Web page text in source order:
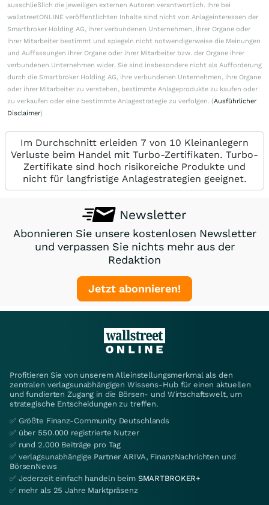
ausschließlich die jeweiligen externen Autoren verantwortlich. Ihre bei
wallstreetONLINE veröffentlichten Inhalte sind nicht von Anlageinteressen der
Smartbroker Holding AG, ihrer verbundenen Unternehmen, ihrer Organe oder
ihrer Mitarbeiter bestimmt und spiegeln nicht notwendigerweise die Meinungen
und Auffassungen ihrer Organe oder ihrer Mitarbeiter bzw. der Organe ihrer
verbundenen Unternehmen wider. Sie sind insbesondere nicht als Aufforderung
durch die Smartbroker Holding AG, ihre verbundenen Unternehmen, ihre Organe
oder ihrer Mitarbeiter zu verstehen, bestimmte Anlageprodukte zu kaufen oder
zu verkaufen oder eine bestimmte Anlagestrategie zu verfolgen. (Ausführlicher
Disclaimer)
Im Durchschnitt erleiden 7 von 10 Kleinanlegern
Verluste beim Handel mit Turbo-Zertifikaten. Turbo-
Zertifikate sind hoch risikoreiche Produkte und
nicht für langfristige Anlagestrategien geeignet.
Newsletter
Abonnieren Sie unsere kostenlosen Newsletter
und verpassen Sie nichts mehr aus der
Redaktion
Jetzt abonnieren!
Profitieren Sie von unserem Alleinstellungsmerkmal als den
zentralen verlagsunabhängigen Wissens-Hub für einen aktuellen
und fundierten Zugang in die Börsen- und Wirtschaftswelt, um
strategische Entscheidungen zu treffen.
✅ Größte Finanz-Community Deutschlands
✅ über 550.000 registrierte Nutzer
✅ rund 2.000 Beiträge pro Tag
✅ verlagsunabhängige Partner ARIVA, FinanzNachrichten und
BörsenNews
✅ Jederzeit einfach handeln beim SMARTBROKER+
✅ mehr als 25 Jahre Marktpräsenz